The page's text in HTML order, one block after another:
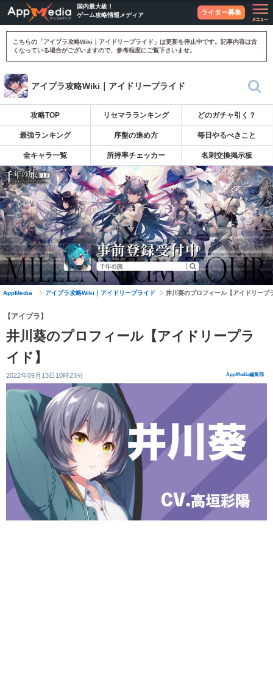
国内最大級！
ゲーム攻略情報メディア
ライター募集
こちらの「アイプラ攻略Wiki｜アイドリープライド」は更新を停止中です。記事内容は古
くなっている場合がございますので、参考程度にご覧下さいませ。
アイプラ攻略Wiki｜アイドリープライド
攻略TOP リセマラランキング どのガチャ引く？
最強ランキング 序盤の進め方 毎日やるべきこと
全キャラ一覧 所持率チェッカー 名刺交換掲示板
AppMedia アイプラ攻略Wiki｜アイドリープライド 井川葵のプロフィール【アイドリープ
【アイプラ】
井川葵のプロフィール【アイドリープラ
イド】
2022年09月13日10時23分 AppMedia編集部